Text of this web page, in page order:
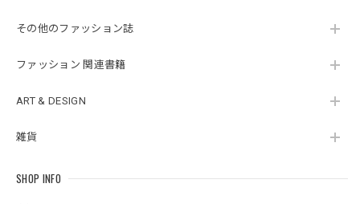
その他のファッション誌
ファッション 関連書籍
ART & DESIGN
雑貨
SHOP INFO